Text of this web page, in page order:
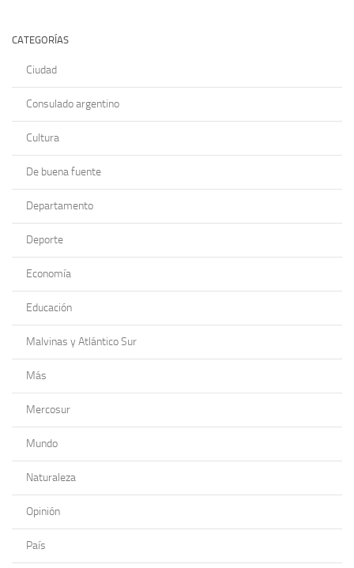
CATEGORÍAS
Ciudad
Consulado argentino
Cultura
De buena fuente
Departamento
Deporte
Economía
Educación
Malvinas y Atlántico Sur
Más
Mercosur
Mundo
Naturaleza
Opinión
País